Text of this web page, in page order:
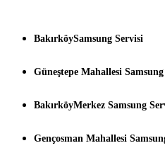
BakırköySamsung Servisi
Güneştepe Mahallesi
BakırköyMerkez Samsung
Gençosman Mahallesi